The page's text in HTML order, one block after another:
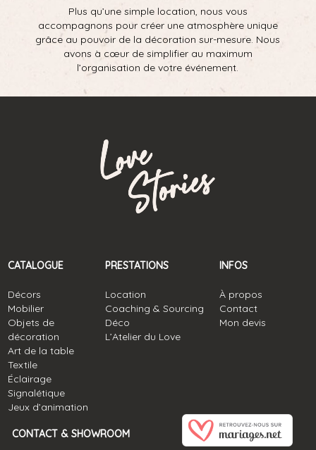
Plus qu’une simple location, nous vous
accompagnons pour créer une atmosphère unique
grâce au pouvoir de la décoration sur-mesure. Nous
avons à cœur de simplifier au maximum
l’organisation de votre événement.
CATALOGUE
Décors
Mobilier
Objets de
décoration
Art de la table
Textile
Éclairage
Signalétique
Jeux d’animation
PRESTATIONS
Location
Coaching & Sourcing
Déco
L’Atelier du Love
INFOS
À propos
Contact
Mon devis
CONTACT & SHOWROOM